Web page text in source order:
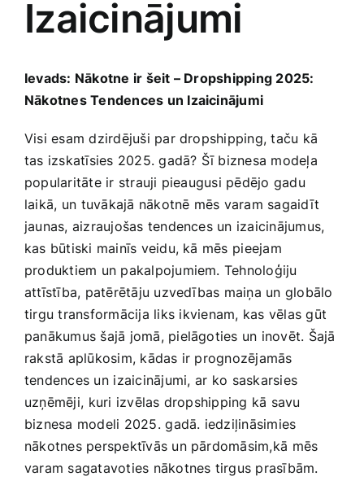
Medicīnas preces
Pārtikas preces
Preces birojam
Preces pieaugušajiem
Rotaļlietas, bērnu preces
Smaržas, kosmētika
Sports, tūrisms un atpūta
Izaicinājumi
Ievads: Nākotne ‍ir šeit‌ – Dropshipping 2025:
Nākotnes Tendences un Izaicinājumi
Visi esam dzirdējuši par dropshipping,‍ taču kā
tas ‌izskatīsies 2025. gadā?‍ Šī biznesa modeļa
popularitāte ir strauji pieaugusi pēdējo gadu
laikā,⁢ un‍ tuvākajā nākotnē mēs varam sagaidīt
jaunas, aizraujošas tendences‌ un izaicinājumus,
kas būtiski mainīs veidu,​ kā mēs ⁣pieejam⁤
produktiem un pakalpojumiem.​ Tehnoloģiju
attīstība, patērētāju uzvedības maiņa un‌ globālo
tirgu transformācija liks⁤ ikvienam, kas vēlas gūt
panākumus šajā jomā,‌ pielāgoties ‌un‍ inovēt. Šajā​
rakstā aplūkosim, kādas ir​ prognozējamās
tendences ‌un ⁢izaicinājumi, ⁣ar⁤ ko saskarsies
uzņēmēji,⁤ kuri izvēlas dropshipping kā savu
biznesa modeli 2025.⁤ gadā. ‍iedziļināsimies
nākotnes perspektīvās un pārdomāsim,kā ⁣mēs
varam sagatavoties ​nākotnes tirgus prasībām.